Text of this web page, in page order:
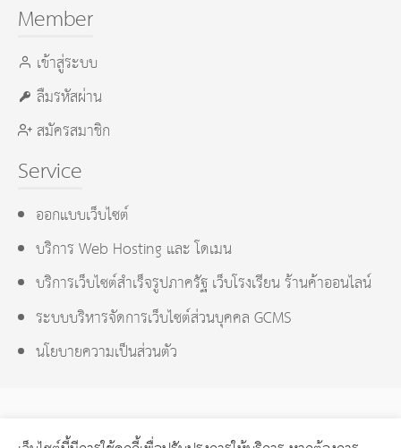
Member
เข้าสู่ระบบ
ลืมรหัสผ่าน
สมัครสมาชิก
Service
ออกแบบเว็บไซต์
บริการ Web Hosting และ โดเมน
บริการเว็บไซต์สำเร็จรูปภาครัฐ เว็บโรงเรียน ร้านค้าออนไลน์
ระบบบริหารจัดการเว็บไซต์ส่วนบุคคล GCMS
นโยบายความเป็นส่วนตัว